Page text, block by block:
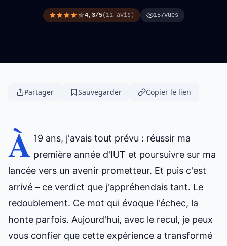
4,3/5(11 avis) 157vues
Partager Sauvegarder Copier le lien
À 19 ans, j'avais tout prévu : réussir ma
première année d'IUT et poursuivre sur ma
lancée vers un avenir prometteur. Et puis c'est
arrivé – ce verdict que j'appréhendais tant. Le
redoublement. Ce mot qui évoque l'échec, la
honte parfois. Aujourd'hui, avec le recul, je peux
vous confier que cette expérience a transformé